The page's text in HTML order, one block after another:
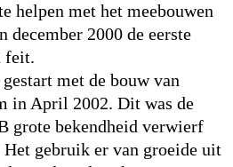
helpen met het meebouwen
december 2000 de eerste
feit.
met de bouw van
in April 2002. Dit was de
grote bekendheid verwierf
gebruik er van groeide uit